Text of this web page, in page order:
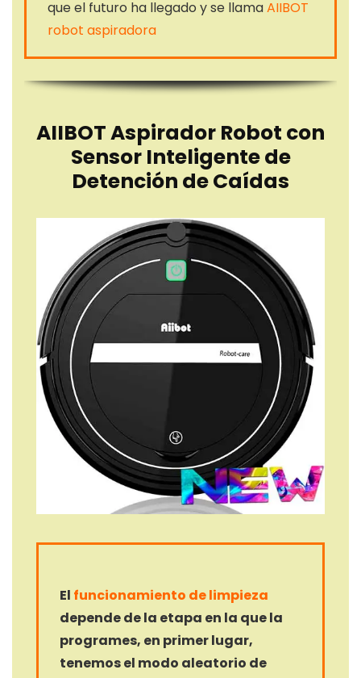
que el futuro ha llegado y se llamaAIIBOT
robot aspiradora
AIIBOT Aspirador Robot con
Sensor Inteligente de
Detención de Caídas
El funcionamiento de limpieza
depende de la etapa en la que la
programes, en primer lugar,
tenemos el modo aleatorio de